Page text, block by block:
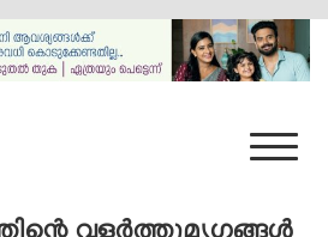
വളർത്തുമൃഗങ്ങൾ